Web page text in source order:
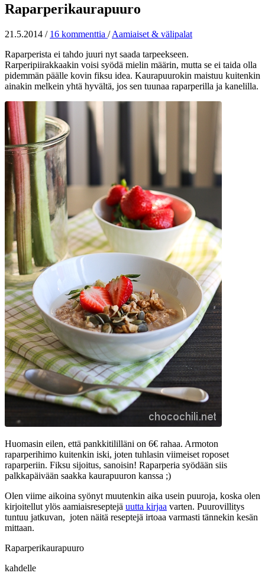
Raparperikaurapuuro
21.5.2014 / 16 kommenttia / Aamiaiset & välipalat
Raparperista ei tahdo juuri nyt saada tarpeekseen.
Rarperipiirakkaakin voisi syödä mielin määrin, mutta se ei taida olla
pidemmän päälle kovin fiksu idea. Kaurapuurokin maistuu kuitenkin
ainakin melkein yhtä hyvältä, jos sen tuunaa raparperilla ja kanelilla.
Huomasin eilen, että pankkitililläni on 6€ rahaa. Armoton
raparperihimo kuitenkin iski, joten tuhlasin viimeiset roposet
raparperiin. Fiksu sijoitus, sanoisin! Raparperia syödään siis
palkkapäivään saakka kaurapuuron kanssa ;)
Olen viime aikoina syönyt muutenkin aika usein puuroja, koska olen
kirjoitellut ylös aamiaisreseptejä uutta kirjaa varten. Puurovillitys
tuntuu jatkuvan, joten näitä reseptejä irtoaa varmasti tännekin kesän
mittaan.
Raparperikaurapuuro
kahdelle